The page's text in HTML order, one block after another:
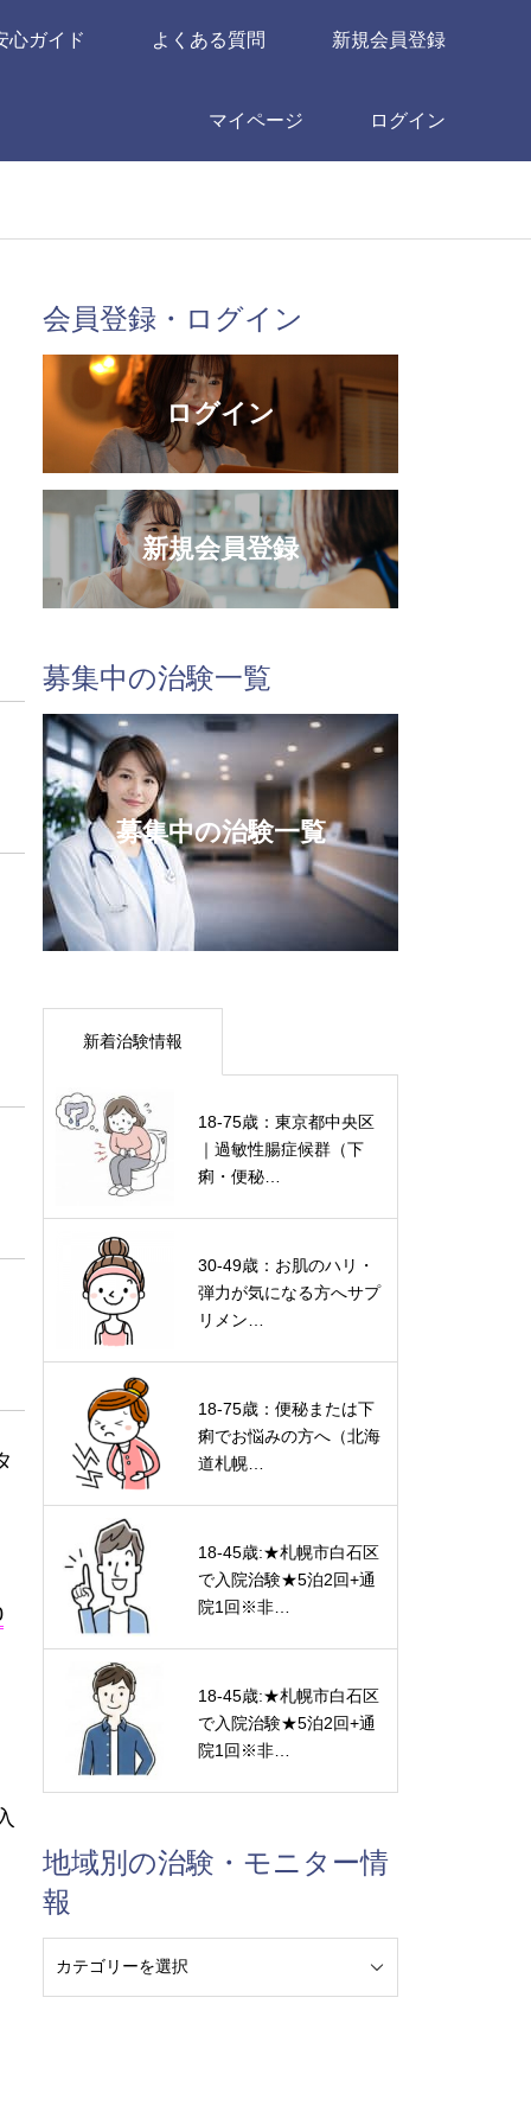
心ガイド よくある質問 新規会員登録
マイページ ログイン
会員登録・ログイン
ログイン
新規会員登録
募集中の治験一覧
募集中の治験一覧
新着治験情報
18-75歳：東京都中央区
｜過敏性腸症候群（下
痢・便秘…
30-49歳：お肌のハリ・
弾力が気になる方へサプ
リメン…
18-75歳：便秘または下
痢でお悩みの方へ（北海
道札幌…
18-45歳:★札幌市白石区
で入院治験★5泊2回+通
院1回※非…
18-45歳:★札幌市白石区
で入院治験★5泊2回+通
院1回※非…
地域別の治験・モニター情
報